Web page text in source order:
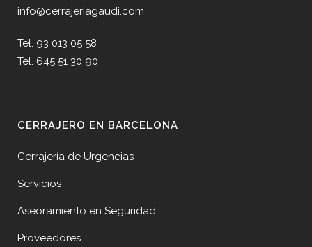
info@cerrajeriagaudi.com
Tel. 93 013 05 58
Tel. 645 51 30 90
CERRAJERO EN BARCELONA
Cerrajería de Urgencias
Servicios
Aseoramiento en Seguridad
Proveedores